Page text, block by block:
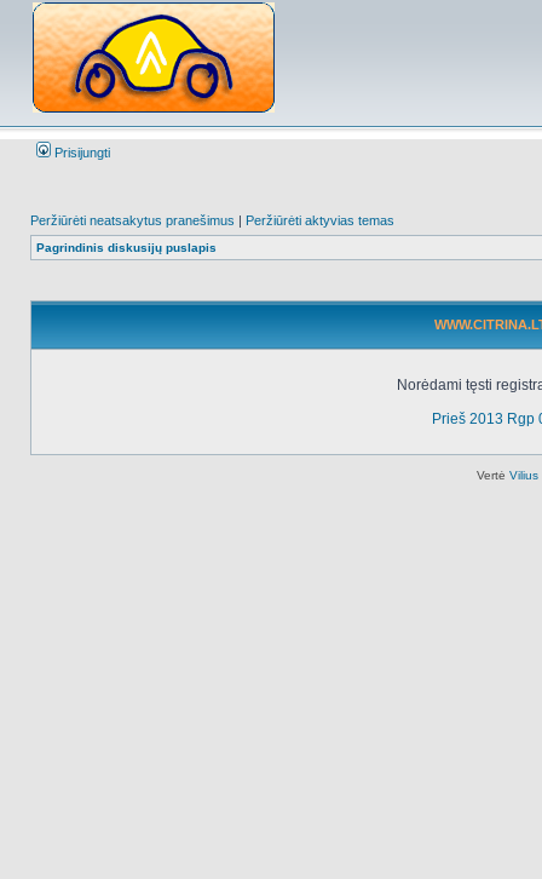
Prisijungti
Peržiūrėti neatsakytus pranešimus | Peržiūrėti aktyvias temas
Pagrindinis diskusijų puslapis
Norėdami tęsti
Prieš 2013 Rgp
Vertė Vilius